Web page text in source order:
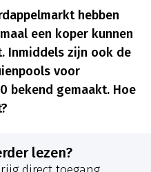
hebben
een koper kunnen
Inmiddels zijn ook de
voor
bekend gemaakt. Hoe
lezen?